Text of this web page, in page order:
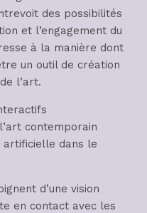
des possibilités
et l’engagement du
à la manière dont
un outil de création
l’art.
contemporain
artificielle dans le
d’une vision
en contact avec les